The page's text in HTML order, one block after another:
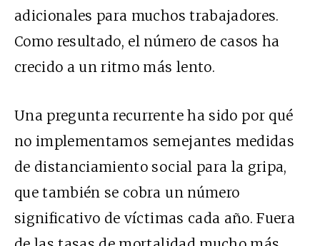
adicionales para muchos trabajadores.
Como resultado, el número de casos ha
crecido a un ritmo más lento.
Una pregunta recurrente ha sido por qué
no implementamos semejantes medidas
de distanciamiento social para la gripa,
que también se cobra un número
significativo de víctimas cada año. Fuera